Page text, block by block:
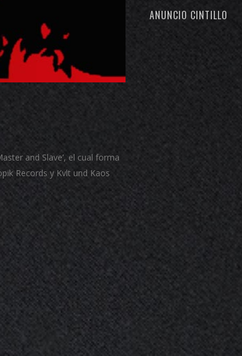
and Slave’, el cual forma
Records y Kvlt und Kaos
ANUNCIO CINTILLO